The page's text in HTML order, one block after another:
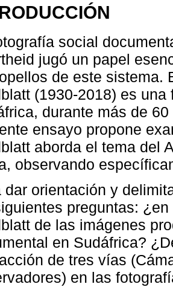
social
jugó un papel
de este sistema.
(1930-2018) es
durante más de
ensayo propone
aborda el tema del
observando
dar orientación y
preguntas:
de las imágenes
en Sudáfrica?
de tres vías
en las